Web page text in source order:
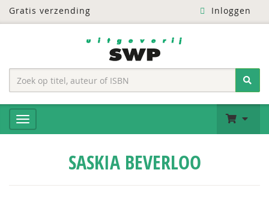
Gratis verzending Inloggen
SASKIA BEVERLOO